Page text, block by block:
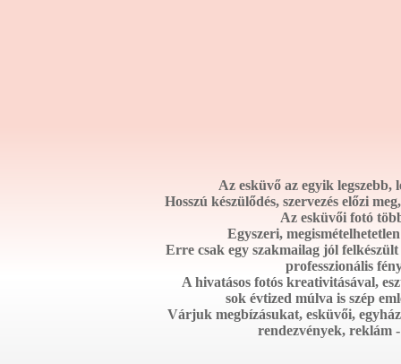
Az esküvő az egyik legszebb,
Hosszú készülődés, szervezés előzi
Az esküvői fotó
Egyszeri,
Erre csak egy szakmailag jól
professzionális
A hivatásos fotós kreativitásával,
sok évtized múlva is szép
Várjuk megbízásukat, esküvői,
rendezvények, reklám